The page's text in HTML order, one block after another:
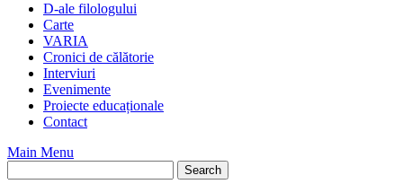
D-ale filologului
Carte
VARIA
Cronici de călătorie
Interviuri
Evenimente
Proiecte educaționale
Contact
Main Menu